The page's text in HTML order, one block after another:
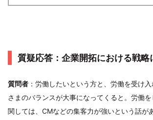
質疑応答：企業開拓における戦略
質問者 ：労働したいという方と、労働を受け
さまのバランスが大事になってくると。労働
関しては、CMなどの集客力が強いという話が